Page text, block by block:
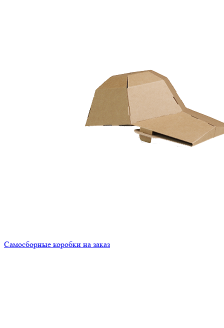
Самосборные коробки на заказ